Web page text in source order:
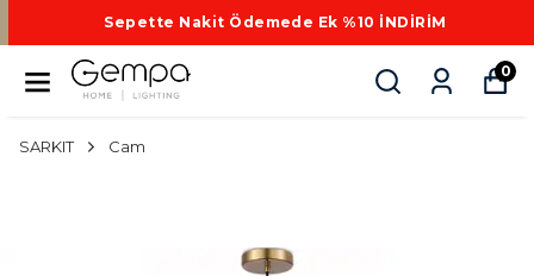
Sepette Nakit Ödemede Ek %10 İNDİRİM
0
SARKIT Cam